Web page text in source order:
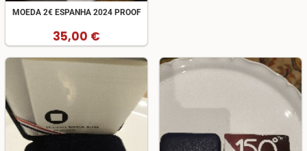
MOEDA 2€ ESPANHA 2024 PROOF
35,00 €